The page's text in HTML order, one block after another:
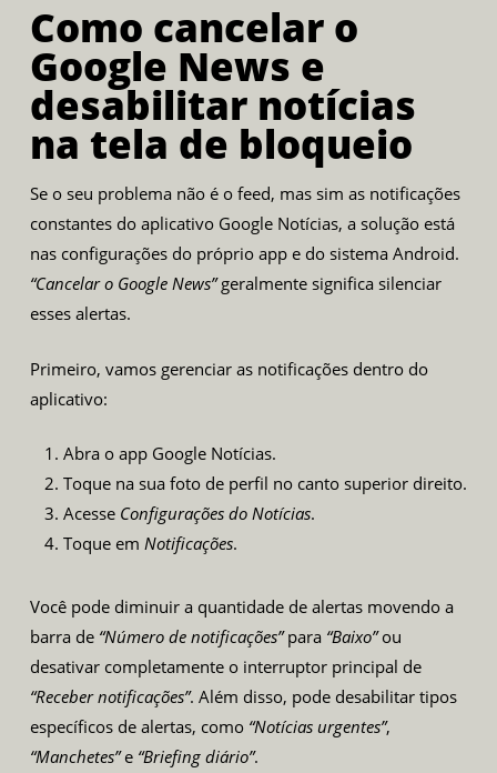
Como cancelar o
Google News e
desabilitar notícias
na tela de bloqueio
Se o seu problema não é o feed, mas sim as notificações
constantes do aplicativo Google Notícias, a solução está
nas configurações do próprio app e do sistema Android.
“Cancelar o Google News”geralmente significa silenciar
esses alertas.
Primeiro, vamos gerenciar as notificações dentro do
aplicativo:
Abra o app Google Notícias.
Toque na sua foto de perfil no canto superior direito.
Acesse Configurações do Notícias.
Toque em Notificações.
Você pode diminuir a quantidade de alertas movendo a
barra de “Número de notificações”para “Baixo”ou
desativar completamente o interruptor principal de
“Receber notificações”. Além disso, pode desabilitar tipos
específicos de alertas, como “Notícias urgentes”,
“Manchetes”e “Briefing diário”.